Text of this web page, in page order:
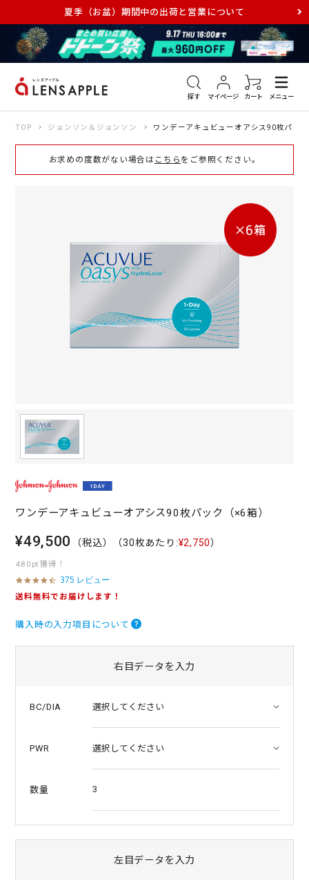
夏季（お盆）期間中の出荷と営業について
探す マイページ カート メニュー
アキュビュー メダリスト メガネ
TOP ジョンソン＆ジョンソン ワンデーアキュビューオアシス90枚パッ
お求めの度数がない場合は こちら をご参照ください。
ワンデーアキュビューオアシス90枚パック（×6箱）
¥49,500 （税込） （30枚あたり:¥2,750）
480pt獲得！
4
.
t
n
375 レビュー
送料無料でお届けします！
購入時の入力項目について
右目データを入力
BC/DIA
PWR
数量 3
左目データを入力